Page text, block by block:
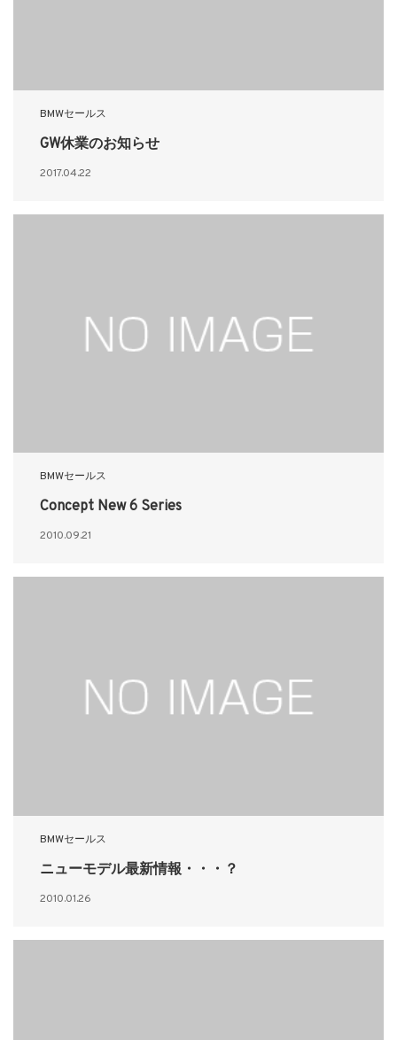
BMWセールス
GW休業のお知らせ
2017.04.22
BMWセールス
Concept New 6 Series
2010.09.21
BMWセールス
ニューモデル最新情報・・・？
2010.01.26